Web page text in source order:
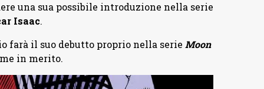
una sua possibile introduzione nella serie
Isaac.
farà il suo debutto proprio nella serie Moon
in merito.